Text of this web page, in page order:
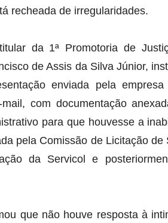
recheada de irregularidades.
da 1ª Promotoria de
de Assis da Silva Júnior,
enviada pela
com documentação
para que houvesse a
pela Comissão de Licitação de
da Servicol e
que não houve resposta à